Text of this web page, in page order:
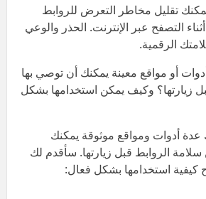
تقليل مخاطر التعرض للروابط
التصفح عبر الإنترنت. الحذر والوعي
الرقمية.
أو مواقع معينة يمكنك أن توصي بها
زيارتها؟ وكيف يمكن استخدامها بشكل
عدة أدوات ومواقع موثوقة يمكنك
الروابط قبل زيارتها. سأقدم لك
استخدامها بشكل فعال: